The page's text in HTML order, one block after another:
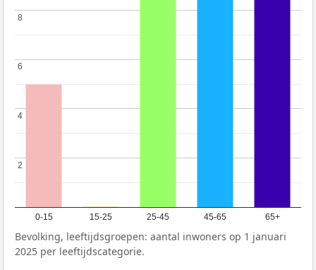
0-15 15-25 25-45 45-65 65+
2
2
4
4
6
6
8
8
Bevolking, leeftijdsgroepen: aantal inwoners op 1 januari
2025 per leeftijdscategorie.